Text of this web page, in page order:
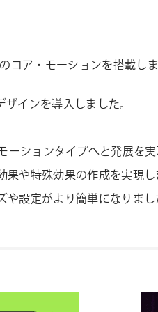
ア・モーションを搭載しま
インを導入しました。
ーションタイプへと発展を実
や特殊効果の作成を実現し
設定がより簡単になりまし